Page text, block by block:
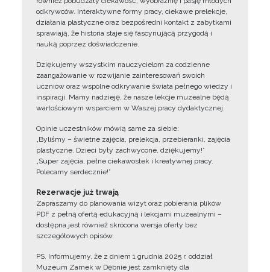
odkrywców. Interaktywne formy pracy, ciekawe prelekcje,
działania plastyczne oraz bezpośredni kontakt z zabytkami
sprawiają, że historia staje się fascynującą przygodą i
nauką poprzez doświadczenie.
Dziękujemy wszystkim nauczycielom za codzienne
zaangażowanie w rozwijanie zainteresowań swoich
uczniów oraz wspólne odkrywanie świata pełnego wiedzy i
inspiracji. Mamy nadzieję, że nasze lekcje muzealne będą
wartościowym wsparciem w Waszej pracy dydaktycznej.
Opinie uczestników mówią same za siebie:
„Byliśmy – świetne zajęcia, prelekcja, przebieranki, zajęcia
plastyczne. Dzieci były zachwycone, dziękujemy!”
„Super zajęcia, pełne ciekawostek i kreatywnej pracy.
Polecamy serdecznie!”
Rezerwacje już trwają
Zapraszamy do planowania wizyt oraz pobierania plików
PDF z pełną ofertą edukacyjną i lekcjami muzealnymi –
dostępna jest również skrócona wersja oferty bez
szczegółowych opisów.
PS. Informujemy, że z dniem 1 grudnia 2025 r. oddział
Muzeum Zamek w Dębnie jest zamknięty dla